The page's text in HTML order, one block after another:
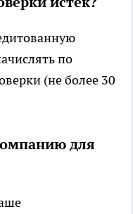
по
(не более 30
для